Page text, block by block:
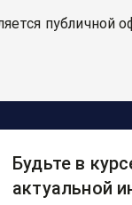
публичной
Будьте в
актуальной